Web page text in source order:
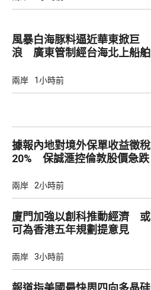
風暴白海豚料逼近華東掀巨
浪 廣東管制經台海北上船舶
兩岸 1小時前
據報內地對境外保單收益徵稅
20% 保誠滙控倫敦股價急跌
兩岸 2小時前
廈門加強以創科推動經濟 或
可為香港五年規劃提意見
兩岸 3小時前